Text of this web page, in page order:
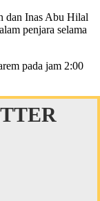
dan Inas Abu Hilal
penjara selama
pada jam 2:00